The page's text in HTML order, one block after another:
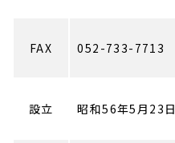
FAX 052-733-7713
設立 昭和56年5月23日